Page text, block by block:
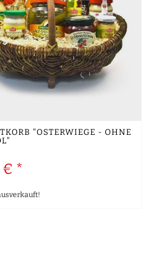
"OSTERWIEGE - OHNE
€ *